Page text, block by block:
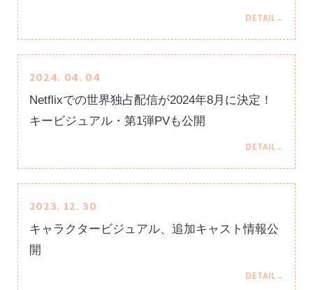
2024. 04. 04
Netflixでの世界独占配信が2024年8月に決定！
キービジュアル・第1弾PVも公開
2023. 12. 30
キャラクタービジュアル、追加キャスト情報公
開